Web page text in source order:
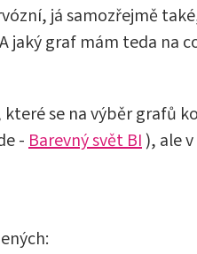
já samozřejmě
jaký graf mám teda na
se na výběr grafů
-Barevný svět BI), ale